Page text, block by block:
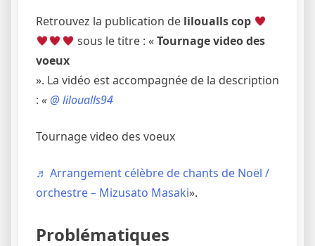
Retrouvez la publication de liloualls cop
sous le titre : «Tournage video des
voeux
». La vidéo est accompagnée de la description
: «@ liloualls94
Tournage video des voeux
♬ Arrangement célèbre de chants de Noël /
orchestre – Mizusato Masaki».
Problématiques